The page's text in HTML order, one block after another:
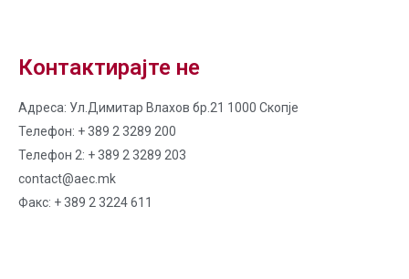
Контактирајте не
Адреса: Ул.Димитар Влахов бр.21 1000 Скопје
Телефон: + 389 2 3289 200
Телефон 2: + 389 2 3289 203
contact@aec.mk
Факс: + 389 2 3224 611